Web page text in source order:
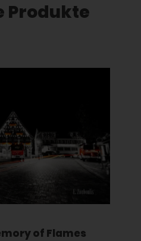
Produkte
Dieses Produkt weist mehrere Varianten auf. Die Optionen können auf der Produktseite gewählt werden
of Flames